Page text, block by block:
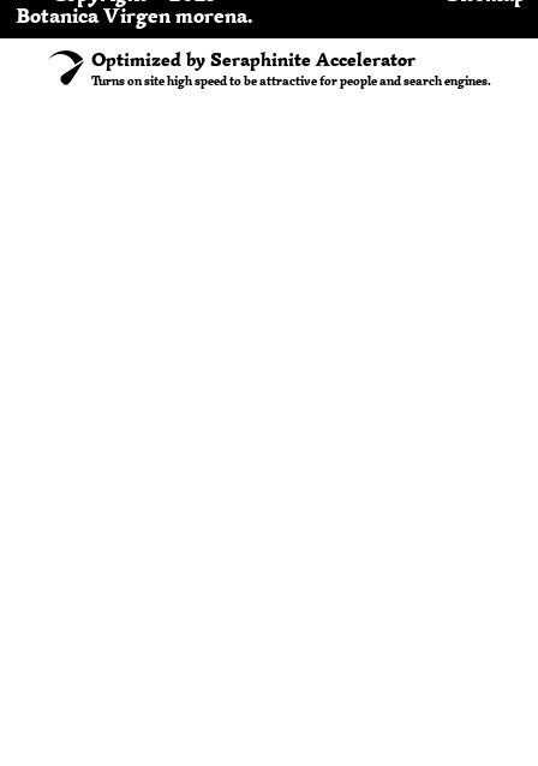
Botanica Virgen morena.
Optimized by Seraphinite Accelerator
Turns on site high speed to be attractive for people and search engines.